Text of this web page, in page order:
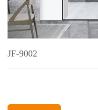
JF-9002